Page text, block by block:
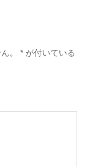
。 * が付いている